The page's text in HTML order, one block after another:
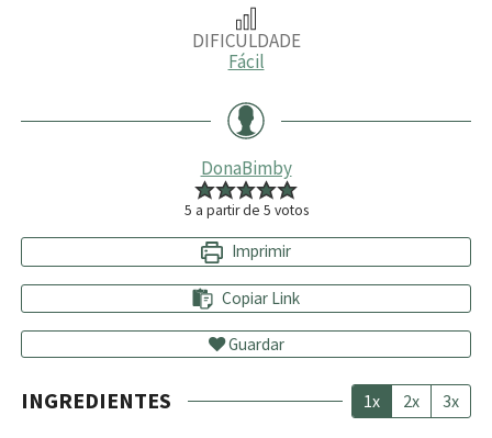
DIFICULDADE
Fácil
DonaBimby
5 a partir de 5 votos
Imprimir
Copiar Link
Guardar
INGREDIENTES 1x 2x 3x